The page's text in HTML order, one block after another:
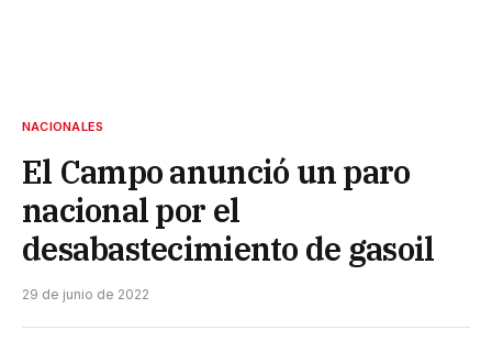
NACIONALES
El Campo anunció un paro
nacional por el
desabastecimiento de gasoil
29 de junio de 2022